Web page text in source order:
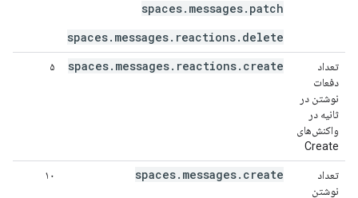
spaces.messages.patch
spaces.messages.reactions.delete
تعداد
دفعات
نوشتن در
ثانیه در
واکنش‌های
Create
spaces.messages.reactions.create ۵
تعداد
نوشتن
spaces.messages.create ۱۰